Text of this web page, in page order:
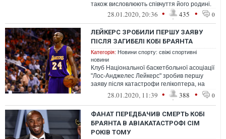
також висловлюють співчуття його родині.
28.01.2020, 20:36 • 435 • 0
ЛЕЙКЕРС ЗРОБИЛИ ПЕРШУ ЗАЯВУ
ПІСЛЯ ЗАГИБЕЛІ КОБІ БРАЯНТА
Категорія: Новини спорту: свіжі спортивні
новини
Клуб Національної баскетбольної асоціації
"Лос-Анджелес Лейкерс" зробив першу
заяву після катастрофи гелікоптера, на
якому перебувала легенда клубу Ко...
28.01.2020, 11:39 • 388 • 0
ФАНАТ ПЕРЕДБАЧИВ СМЕРТЬ КОБІ
БРАЯНТА В АВІАКАТАСТРОФІ СІМ
РОКІВ ТОМУ